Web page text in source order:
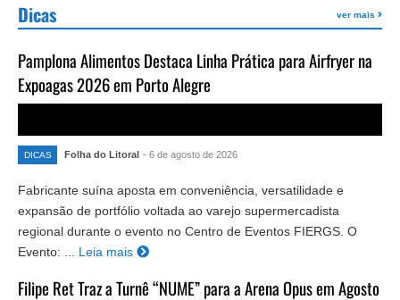
Dicas ver mais
Pamplona Alimentos Destaca Linha Prática para Airfryer na
Expoagas 2026 em Porto Alegre
DICAS Folha do Litoral - 6 de agosto de 2026
Fabricante suína aposta em conveniência, versatilidade e
expansão de portfólio voltada ao varejo supermercadista
regional durante o evento no Centro de Eventos FIERGS. O
Evento: ...
Leia mais
Filipe Ret Traz a Turnê “NUME” para a Arena Opus em Agosto